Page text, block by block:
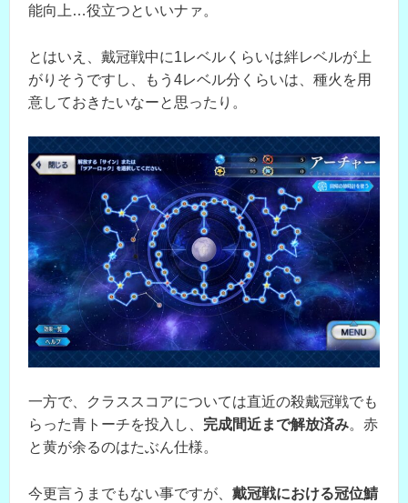
能向上…役立つといいナァ。
とはいえ、戴冠戦中に1レベルくらいは絆レベルが上
がりそうですし、もう4レベル分くらいは、種火を用
意しておきたいなーと思ったり。
一方で、クラススコアについては直近の殺戴冠戦でも
らった青トーチを投入し、 完成間近まで解放済み。赤
と黄が余るのはたぶん仕様。
今更言うまでもない事ですが、 戴冠戦における冠位鯖